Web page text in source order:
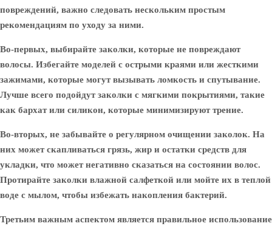
повреждений, важно следовать нескольким простым
рекомендациям по уходу за ними.
Во-первых, выбирайте заколки, которые не повреждают
волосы. Избегайте моделей с острыми краями или жесткими
зажимами, которые могут вызывать ломкость и спутывание.
Лучше всего подойдут заколки с мягкими покрытиями, такие
как бархат или силикон, которые минимизируют трение.
Во-вторых, не забывайте о регулярном очищении заколок. На
них может скапливаться грязь, жир и остатки средств для
укладки, что может негативно сказаться на состоянии волос.
Протирайте заколки влажной салфеткой или мойте их в теплой
воде с мылом, чтобы избежать накопления бактерий.
Третьим важным аспектом является правильное использование